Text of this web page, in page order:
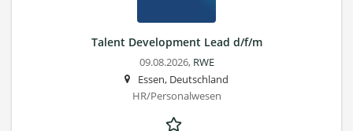
Talent Development Lead d/f/m
09.08.2026, RWE
Essen, Deutschland
HR/Personalwesen